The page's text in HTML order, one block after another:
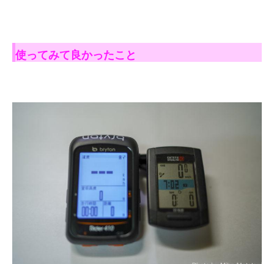
使ってみて良かったこと